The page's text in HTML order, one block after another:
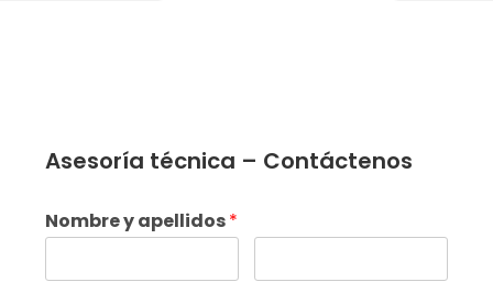
Asesoría técnica – Contáctenos
Nombre y apellidos*